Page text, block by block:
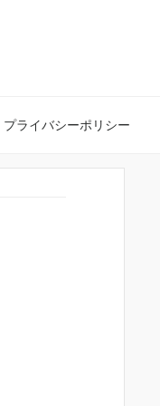
プライバシーポリシー